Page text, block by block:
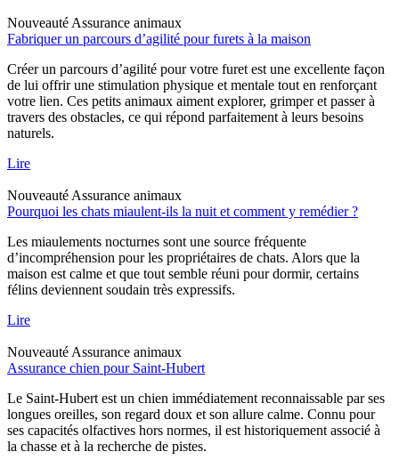
Nouveauté Assurance animaux
Fabriquer un parcours d’agilité pour furets à la maison
Créer un parcours d’agilité pour votre furet est une excellente façon
de lui offrir une stimulation physique et mentale tout en renforçant
votre lien. Ces petits animaux aiment explorer, grimper et passer à
travers des obstacles, ce qui répond parfaitement à leurs besoins
naturels.
Lire
Nouveauté Assurance animaux
Pourquoi les chats miaulent-ils la nuit et comment y remédier ?
Les miaulements nocturnes sont une source fréquente
d’incompréhension pour les propriétaires de chats. Alors que la
maison est calme et que tout semble réuni pour dormir, certains
félins deviennent soudain très expressifs.
Lire
Nouveauté Assurance animaux
Assurance chien pour Saint-Hubert
Le Saint-Hubert est un chien immédiatement reconnaissable par ses
longues oreilles, son regard doux et son allure calme. Connu pour
ses capacités olfactives hors normes, il est historiquement associé à
la chasse et à la recherche de pistes.